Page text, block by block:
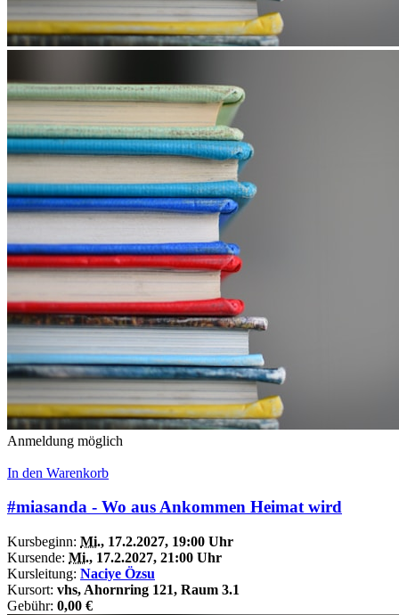
Anmeldung möglich
In den Warenkorb
#miasanda - Wo aus Ankommen Heimat wird
Kursbeginn: Mi., 17.2.2027, 19:00 Uhr
Kursende: Mi., 17.2.2027, 21:00 Uhr
Kursleitung: Naciye Özsu
Kursort: vhs, Ahornring 121, Raum 3.1
Gebühr: 0,00 €